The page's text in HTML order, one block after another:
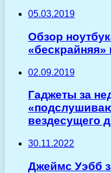
05.03.2019
Обзор
«бескрайняя»
02.09.2019
Гаджеты за
вездесущего
30.11.2022
Джеймс Уэбб